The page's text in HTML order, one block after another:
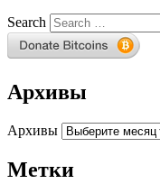
Search
Архивы
Архивы
Метки